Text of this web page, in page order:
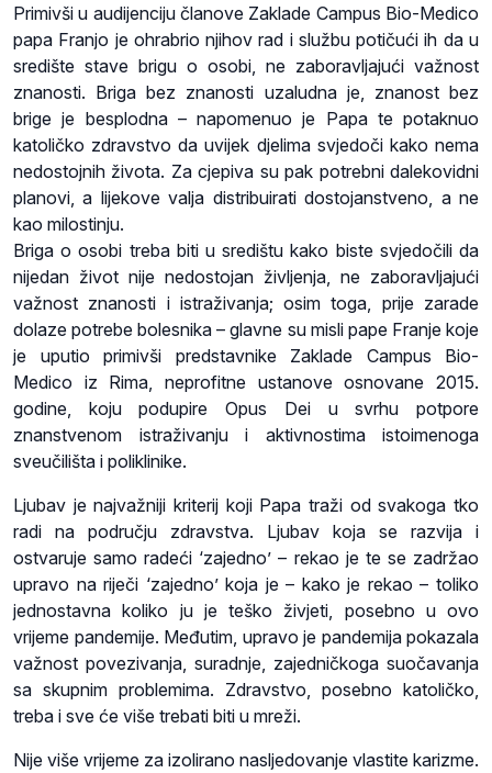
Primivši u audijenciju članove Zaklade Campus Bio-Medico
papa Franjo je ohrabrio njihov rad i službu potičući ih da u
središte stave brigu o osobi, ne zaboravljajući važnost
znanosti. Briga bez znanosti uzaludna je, znanost bez
brige je besplodna – napomenuo je Papa te potaknuo
katoličko zdravstvo da uvijek djelima svjedoči kako nema
nedostojnih života. Za cjepiva su pak potrebni dalekovidni
planovi, a lijekove valja distribuirati dostojanstveno, a ne
kao milostinju.
Briga o osobi treba biti u središtu kako biste svjedočili da
nijedan život nije nedostojan življenja, ne zaboravljajući
važnost znanosti i istraživanja; osim toga, prije zarade
dolaze potrebe bolesnika – glavne su misli pape Franje koje
je uputio primivši predstavnike Zaklade Campus Bio-
Medico iz Rima, neprofitne ustanove osnovane 2015.
godine, koju podupire Opus Dei u svrhu potpore
znanstvenom istraživanju i aktivnostima istoimenoga
sveučilišta i poliklinike.
Ljubav je najvažniji kriterij koji Papa traži od svakoga tko
radi na području zdravstva. Ljubav koja se razvija i
ostvaruje samo radeći ‘zajedno’ – rekao je te se zadržao
upravo na riječi ‘zajedno’ koja je – kako je rekao – toliko
jednostavna koliko ju je teško živjeti, posebno u ovo
vrijeme pandemije. Međutim, upravo je pandemija pokazala
važnost povezivanja, suradnje, zajedničkoga suočavanja
sa skupnim problemima. Zdravstvo, posebno katoličko,
treba i sve će više trebati biti u mreži.
Nije više vrijeme za izolirano nasljedovanje vlastite karizme.